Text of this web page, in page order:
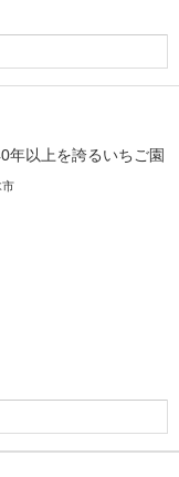
年以上を誇るいちご園
市